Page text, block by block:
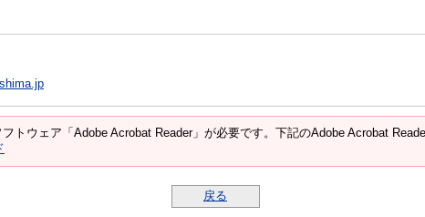
トウェア「Adobe Acrobat Reader」が必要です。下記のAdobe Acrobat
戻る